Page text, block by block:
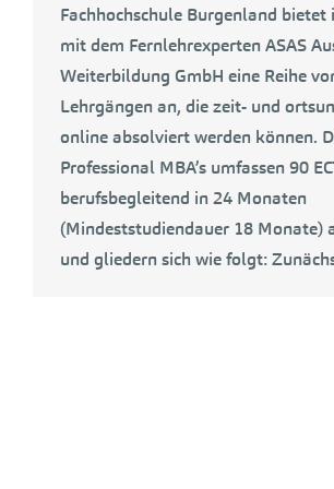
Fachhochschule Burgenland
mit dem Fernlehrexperten ASAS
Weiterbildung GmbH eine Reihe
Lehrgängen an, die zeit- und
online absolviert werden können.
Professional MBA’s umfassen 90
berufsbegleitend in 24 Monaten
(Mindeststudiendauer 18 Monate)
und gliedern sich wie folgt: